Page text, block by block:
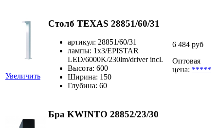
Увеличить
Столб TEXAS 28851/60/31
артикул: 28851/60/31
лампы: 1x3/EPISTAR
LED/6000K/230lm/driver incl.
Высота: 600
Ширина: 150
Глубина: 60
6 484 руб
Оптовая
цена: *****
Бра KWINTO 28852/23/30